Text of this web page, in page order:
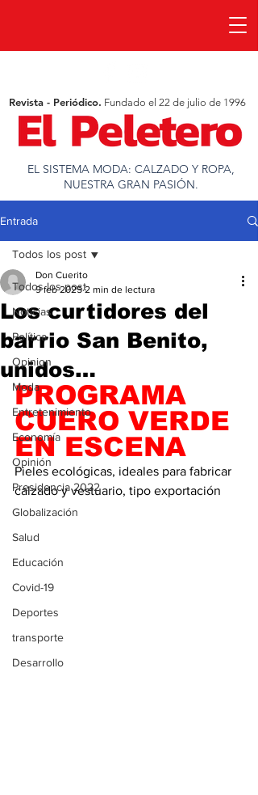
EL SISTEMA MODA: CALZADO Y ROPA,
NUESTRA GRAN PASIÓN.
Revista - Periódico. Fundado el 22 de julio de 1996
Entrada
Todos los post
Noticias
Política
Opinion
Moda
Entretenimiento
Economía
Opinión
Presidencia 2022
Globalización
Salud
Educación
Covid-19
Deportes
transporte
Desarrollo
Todos los post
Los curtidores del
barrio San Benito,
unidos…
Don Cuerito
9 feb 2025 2 min de lectura
PROGRAMA
CUERO VERDE
EN ESCENA
Pieles ecológicas, ideales para fabricar
calzado y vestuario, tipo exportación